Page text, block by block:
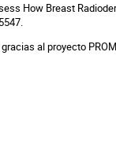
How Breast
al proyecto